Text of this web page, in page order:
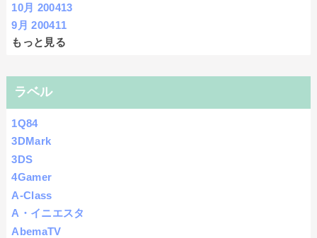
10月 200413
9月 200411
もっと見る
ラベル
1Q84
3DMark
3DS
4Gamer
A-Class
A・イニエスタ
AbemaTV